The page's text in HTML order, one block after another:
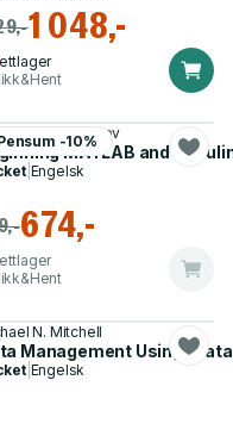
1 048,-
-10%
Eshkabilov
MATLAB and
| Engelsk
674,-
and Graphs
N. Mitchell
Management Using Stata
| Engelsk